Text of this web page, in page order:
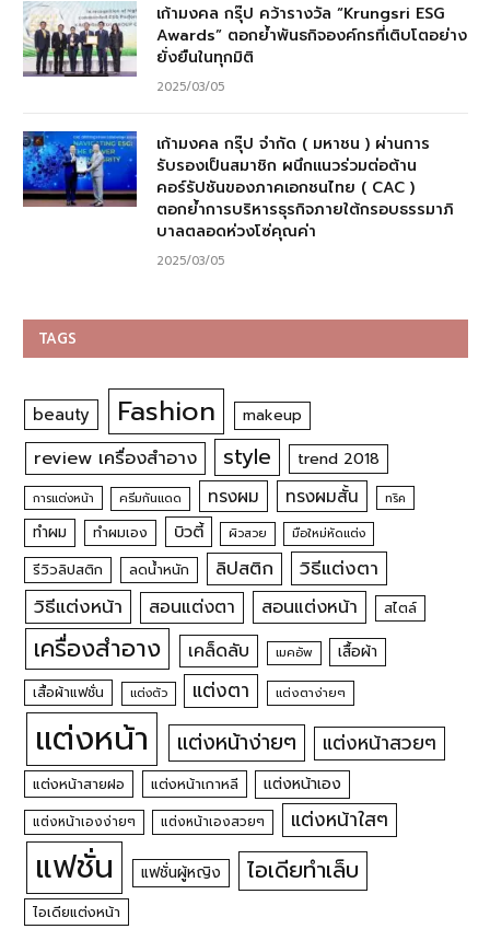
เก้ามงคล กรุ๊ป คว้ารางวัล “Krungsri ESG
Awards” ตอกย้ำพันธกิจองค์กรที่เติบโตอย่าง
ยั่งยืนในทุกมิติ
2025/03/05
เก้ามงคล กรุ๊ป จำกัด ( มหาชน ) ผ่านการ
รับรองเป็นสมาชิก ผนึกแนวร่วมต่อต้าน
คอร์รัปชันของภาคเอกชนไทย ( CAC )
ตอกย้ำการบริหารธุรกิจภายใต้กรอบธรรมาภิ
บาลตลอดห่วงโซ่คุณค่า
2025/03/05
TAGS
beauty Fashion makeup
review เครื่องสำอาง style trend 2018
การแต่งหน้า ครีมกันแดด ทรงผม ทรงผมสั้น ทริค
ทำผม ทำผมเอง บิวตี้ ผิวสวย มือใหม่หัดแต่ง
รีวิวลิปสติก ลดน้ำหนัก ลิปสติก
วิธีแต่งตา
วิธีแต่งหน้า
สอนแต่งตา สอนแต่งหน้า สไตล์
เครื่องสำอาง เคล็ดลับ เมคอัพ เสื้อผ้า
เสื้อผ้าแฟชั่น แต่งตัว แต่งตา แต่งตาง่ายๆ
แต่งหน้า แต่งหน้าง่ายๆ แต่งหน้าสวยๆ
แต่งหน้าสายฝอ แต่งหน้าเกาหลี แต่งหน้าเอง
แต่งหน้าเองง่ายๆ แต่งหน้าเองสวยๆ แต่งหน้าใสๆ
แฟชั่น แฟชั่นผู้หญิง ไอเดียทำเล็บ
ไอเดียแต่งหน้า